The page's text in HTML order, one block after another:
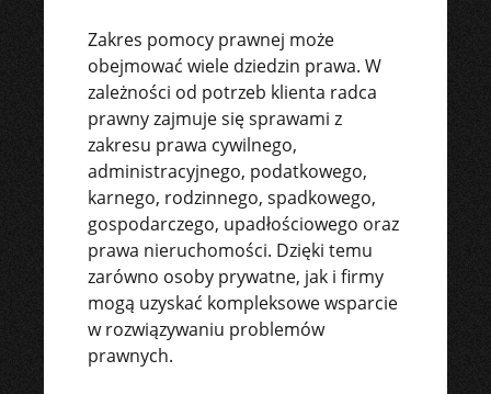
Zakres pomocy prawnej może
obejmować wiele dziedzin prawa. W
zależności od potrzeb klienta radca
prawny zajmuje się sprawami z
zakresu prawa cywilnego,
administracyjnego, podatkowego,
karnego, rodzinnego, spadkowego,
gospodarczego, upadłościowego oraz
prawa nieruchomości. Dzięki temu
zarówno osoby prywatne, jak i firmy
mogą uzyskać kompleksowe wsparcie
w rozwiązywaniu problemów
prawnych.